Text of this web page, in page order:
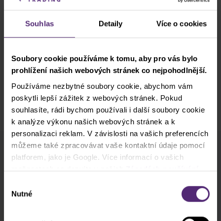
Souhlas Detaily Více o cookies
Soubory cookie používáme k tomu, aby pro vás bylo
prohlížení našich webových stránek co nejpohodlnější.
Používáme nezbytné soubory cookie, abychom vám
poskytli lepší zážitek z webových stránek. Pokud
souhlasíte, rádi bychom používali i další soubory cookie
k analýze výkonu našich webových stránek a k
personalizaci reklam. V závislosti na vašich preferencích
můžeme také zpracovávat vaše kontaktní údaje pomocí
platforem, jako je Google. Více informací o vašich
možnostech se dozvíte v našichZásadách používání
a souhlasíte s tím, že sdílíme vaše informace s třetími
stranami, například s našimi marketingovými partnery. To
souhlasu
Nutné
investiční doporučení nebo pobídku za účelem nákupu a prodeje
jakéhokoliv finančního nástroje. Všechny poskytnuté informace jsou
shromažďovány z renomovaných zdrojů a jakékoliv informace
ukazatelem budoucí výkonnosti. Nepřebíráme žádnou odpovědnost
za jakékoliv ztráty vyplývající z jakékoliv investice provedené na
základě informací uvedených v tomto sdělení. Tato komunikace
nesmí být reprodukována ani dále šířena bez našeho předchozího
písemného souhlasu.
Odběr newsletteru
Co nového v Purple Trading, Market Shot,